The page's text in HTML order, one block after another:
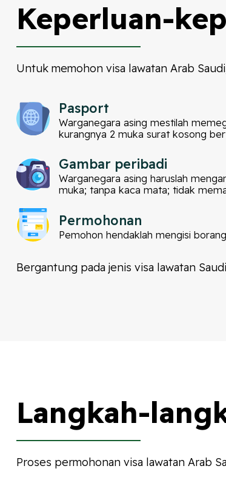
Keperluan-
Untuk memohon visa lawatan Arab
Pasport
Warganegara asing mestilah
kurangnya 2 muka surat kosong
Gambar peribadi
Warganegara asing haruslah
muka; tanpa kaca mata; tidak
Permohonan
Pemohon hendaklah mengisi
Bergantung pada jenis visa lawatan
Langkah-
Proses permohonan visa lawatan Arab